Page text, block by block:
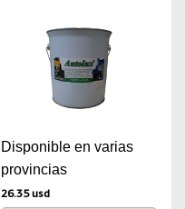
Disponible en varias
provincias
26.35 usd